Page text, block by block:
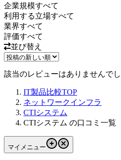
企業規模すべて
利用する立場すべて
業界すべて
評価すべて
並び替え
該当のレビューはありませんで
IT製品比較TOP
ネットワークインフラ
CTIシステム
CTIシステム の口コミ一覧
マイメニュー